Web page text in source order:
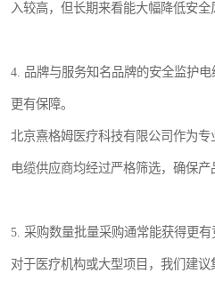
入较高，但长期来看能大幅降低安全
4. 品牌与服务知名品牌的安全监护
更有保障。
北京熹格姆医疗科技有限公司作为
电缆供应商均经过严格筛选，确保产
5. 采购数量批量采购通常能获得更有
对于医疗机构或大型项目，我们建